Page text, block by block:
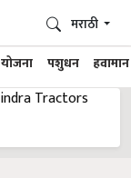
पशुधन हवामान
मराठी